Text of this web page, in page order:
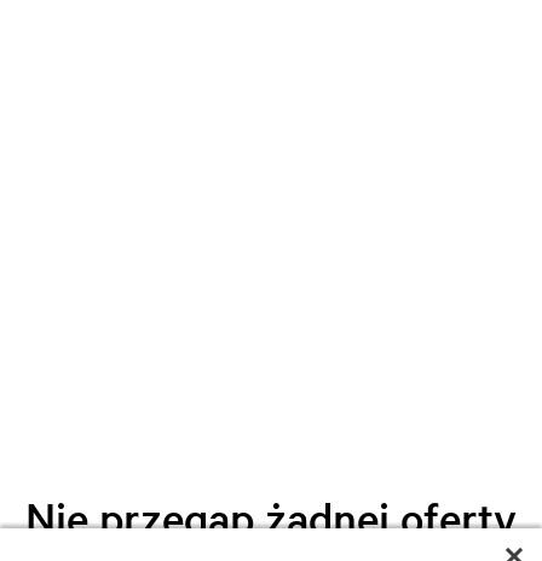
Nie przegap żadnej oferty